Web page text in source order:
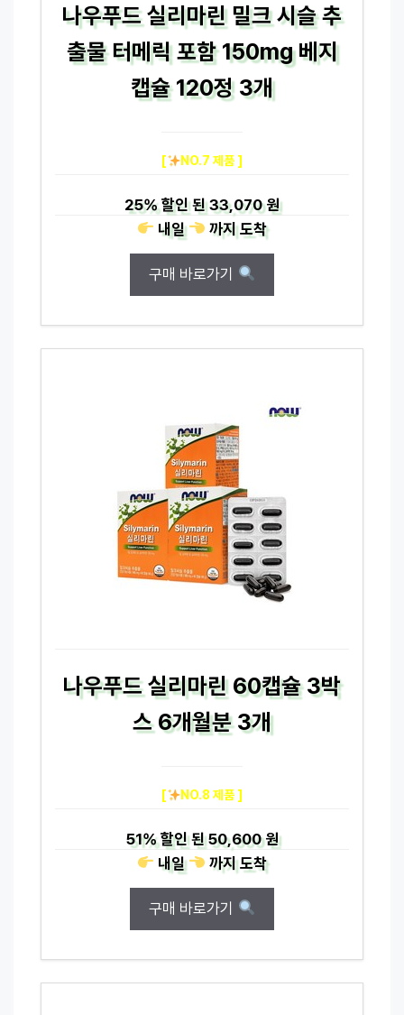
나우푸드 실리마린 밀크 시슬 추
출물 터메릭 포함 150mg 베지
캡슐 120정 3개
[ NO.7 제품 ]
25%할인 된33,070 원
내일
까지도착
구매 바로가기
나우푸드 실리마린 60캡슐 3박
스 6개월분 3개
[ NO.8 제품 ]
51%할인 된50,600 원
내일
까지도착
구매 바로가기